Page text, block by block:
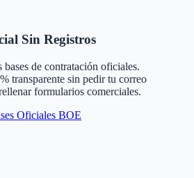
Sin Registros
bases de contratación oficiales.
transparente sin pedir tu correo
formularios comerciales.
Oficiales BOE